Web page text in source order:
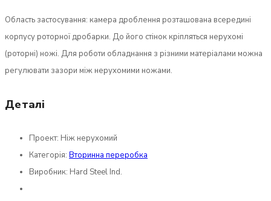
Область застосування: камера дроблення розташована всередині
корпусу роторної дробарки. До його стінок кріпляться нерухомі
(роторні) ножі. Для роботи обладнання з різними матеріалами можна
регулювати зазори між нерухомими ножами.
Деталі
Проект: Ніж нерухомий
Категорія: Вторинна переробка
Виробник: Hard Steel Ind.